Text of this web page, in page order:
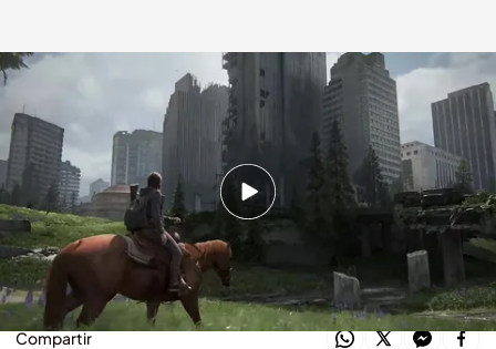
The Last of Us Parte 2
cuatro.com
29 MAY 2020 - 11:02h.
Lso responsables de Naughty Dog nos
cuentan muchos detalles de la secuela de The
Last of Us
Compartir